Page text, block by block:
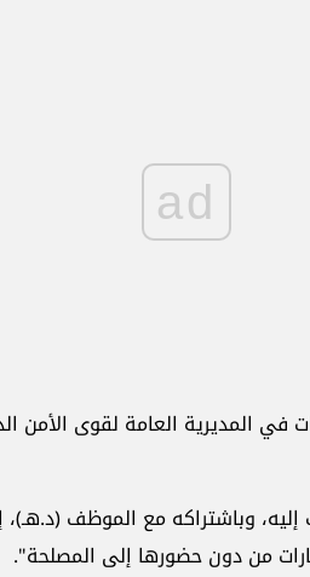
ad
وباشتراكه مع الموظف
من دون حضورها إلى المصلحة".